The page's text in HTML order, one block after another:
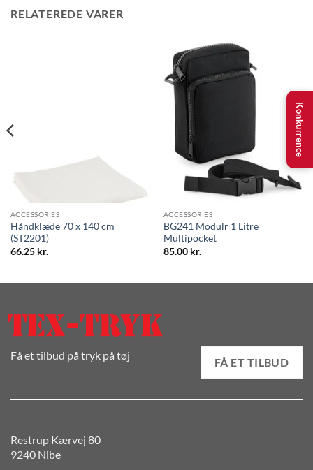
RELATEREDE VARER
ACCESSORIES
Håndklæde 70 x 140 cm
(ST2201)
66.25 kr.
ACCESSORIES
BG241 Modulr 1 Litre
Multipocket
85.00 kr.
Få et tilbud på tryk på tøj
FÅ ET TILBUD
Restrup Kærvej 80
9240 Nibe
Konkurrence